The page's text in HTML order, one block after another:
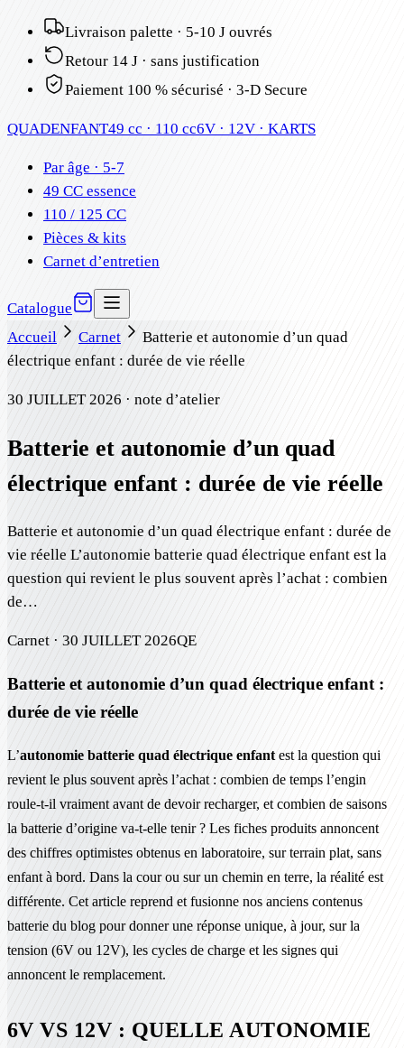
Livraison palette · 5-10 J ouvrés
Retour 14 J · sans justification
Paiement 100 % sécurisé · 3-D Secure
QUADENFANT49 cc · 110 cc6V · 12V · KARTS
Par âge · 5-7
49 CC essence
110 / 125 CC
Pièces & kits
Carnet d’entretien
Catalogue
Accueil
Carnet
Batterie et autonomie d’un quad
électrique enfant : durée de vie réelle
30 JUILLET 2026 · note d’atelier
Batterie et autonomie d’un quad
électrique enfant : durée de vie réelle
Batterie et autonomie d’un quad électrique enfant : durée de
vie réelle L’autonomie batterie quad électrique enfant est la
question qui revient le plus souvent après l’achat : combien
de…
Carnet · 30 JUILLET 2026QE
Batterie et autonomie d’un quad électrique enfant :
durée de vie réelle
L’autonomie batterie quad électrique enfant est la question qui
revient le plus souvent après l’achat : combien de temps l’engin
roule-t-il vraiment avant de devoir recharger, et combien de saisons
la batterie d’origine va-t-elle tenir ? Les fiches produits annoncent
des chiffres optimistes obtenus en laboratoire, sur terrain plat, sans
enfant à bord. Dans la cour ou sur un chemin en terre, la réalité est
différente. Cet article reprend et fusionne nos anciens contenus
batterie du blog pour donner une réponse unique, à jour, sur la
tension (6V ou 12V), les cycles de charge et les signes qui
annoncent le remplacement.
6V VS 12V : QUELLE AUTONOMIE